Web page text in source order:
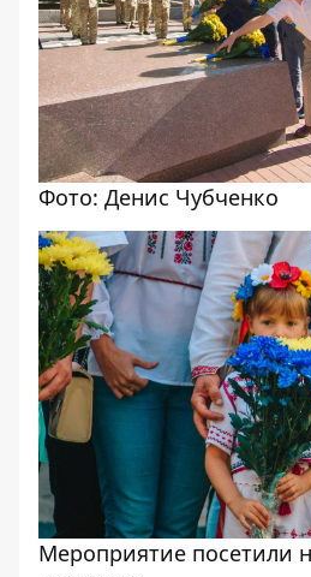
Фото: Денис Чубченко
Мероприятие посетили